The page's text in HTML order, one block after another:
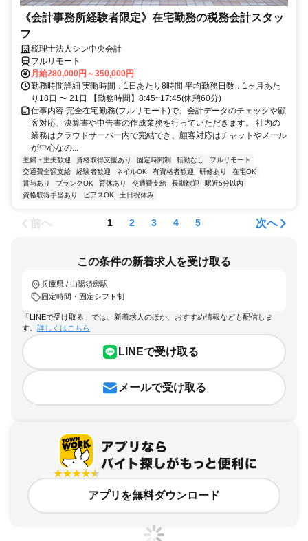
《会計事務所経験者限定》在宅勤務の税務会計スタッ
フ
税理士法人シン中央会計
フルリモート
月給280,000円～350,000円
勤務時間詳細 実働時間：1日あたり8時間 平均勤務日数：1ヶ月あた
り18日 〜 21日 【勤務時間】8:45~17:45(休憩60分)
仕事内容 完全在宅勤務(フルリモート)で、会計データのチェックや顧
客対応、決算書や申告書の作成業務を行っていただきます。 社内の
業務はクラウドサーバー内で完結でき、顧客対応はチャットやメール
が中心なの...
主婦・主夫歓迎 資格取得支援あり 固定時間制 転勤なし
フルリモート
交通費全額支給
経験者歓迎 ネイルOK 有資格者歓迎 研修あり
在宅OK
賞与あり
ブランクOK 育休あり 交通費支給 長期歓迎
駅近5分以内
資格取得手当あり
ピアスOK 土日祝休み
前へ 1 2 3 4 5 次へ
この条件の新着求人を受け取る
兵庫県 / 山陽須磨駅
固定時間・固定シフト制
「LINEで受け取る」では、新着求人のほか、おすすめ情報なども配信しま
す。 詳しくはこちら
LINEで受け取る
メールで受け取る
アプリを無料ダウンロード